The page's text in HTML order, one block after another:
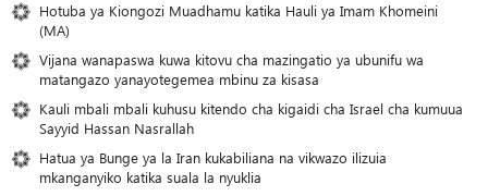
Hotuba ya Kiongozi Muadhamu katika Hauli ya Imam Khomeini
(MA)
Vijana wanapaswa kuwa kitovu cha mazingatio ya ubunifu wa
matangazo yanayotegemea mbinu za kisasa
Kauli mbali mbali kuhusu kitendo cha kigaidi cha Israel cha kumuua
Sayyid Hassan Nasrallah
Hatua ya Bunge ya la Iran kukabiliana na vikwazo ilizuia
mkanganyiko katika suala la nyuklia